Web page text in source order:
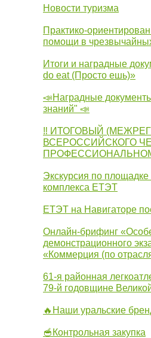
Новости туризма
Практико-
помощи в
Итоги и наградные
do eat (Просто ешь)»
📣Наградные
знаний" 📣
‼ ИТОГОВЫЙ
ВСЕРОССИЙСКОГО
Экскурсия по
комплекса ЕТЭТ
ЕТЭТ на Навигаторе
Онлайн-брифинг
демонстрационного
«Коммерция (по
61-я районная
79-й годовщине
🔥Наши уральские
🥣Контрольная закупка